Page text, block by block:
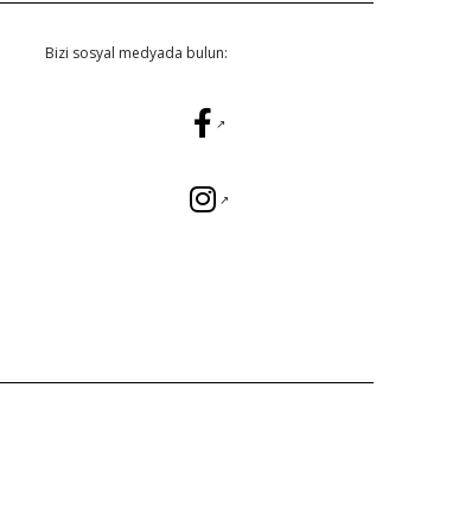
Bizi sosyal medyada bulun: